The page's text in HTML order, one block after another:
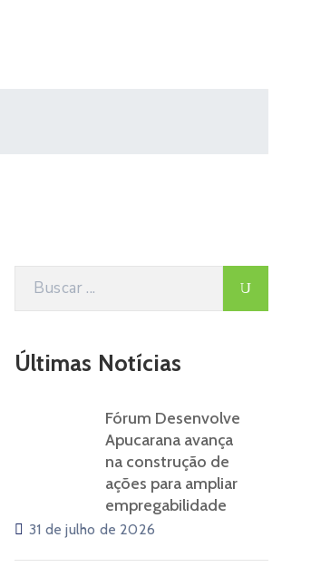
Últimas Notícias
Fórum Desenvolve
Apucarana avança
na construção de
ações para ampliar
empregabilidade
31 de julho de 2026